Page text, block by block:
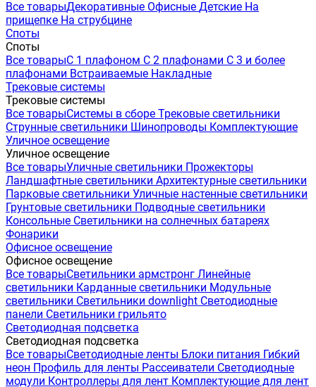
Все товарыДекоративные Офисные Детские На
прищепке На струбцине
Споты
Споты
Все товарыС 1 плафоном С 2 плафонами С 3 и более
плафонами Встраиваемые Накладные
Трековые системы
Трековые системы
Все товарыСистемы в сборе Трековые светильники
Струнные светильники Шинопроводы Комплектующие
Уличное освещение
Уличное освещение
Все товарыУличные светильники Прожекторы
Ландшафтные светильники Архитектурные светильники
Парковые светильники Уличные настенные светильники
Грунтовые светильники Подводные светильники
Консольные Светильники на солнечных батареях
Фонарики
Офисное освещение
Офисное освещение
Все товарыСветильники армстронг Линейные
светильники Карданные светильники Модульные
светильники Светильники downlight Светодиодные
панели Светильники грильято
Светодиодная подсветка
Светодиодная подсветка
Все товарыСветодиодные ленты Блоки питания Гибкий
неон Профиль для ленты Рассеиватели Светодиодные
модули Контроллеры для лент Комплектующие для лент